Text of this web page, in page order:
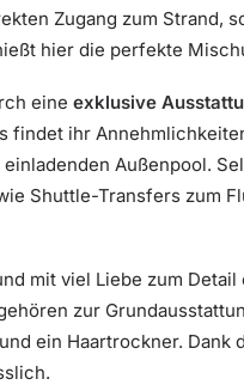
Zugang zum Strand,
hier die perfekte
eine exklusive
findet ihr
Außenpool.
Shuttle-Transfers zum
mit viel Liebe zum
zur
ein Haartrockner.